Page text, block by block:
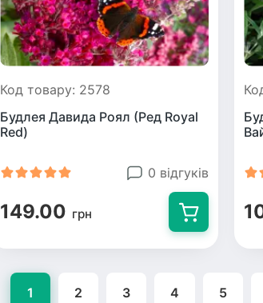
Код товару: 2578
Будлея Давида Роял (Ред Royal
Red)
0 відгуків
149.00 грн
1 2 3 4 5